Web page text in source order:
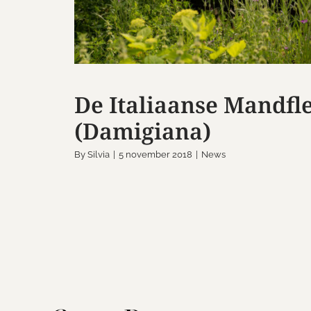
De Italiaanse
(Damigiana)
BySilvia 5 november 2018 News